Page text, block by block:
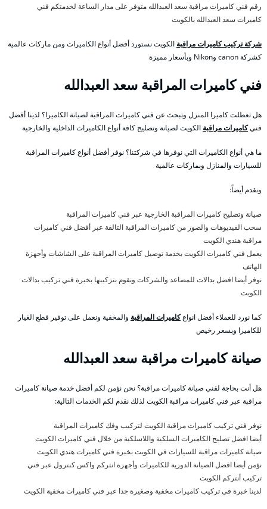
رقم فني كاميرات مراقبة سعد العبدالله متوفر على مدار الساعة لخدمتكم فني
كاميرات سعد العبدالله بالكويت
شركة تركيب كاميرات مراقبة الكويت نستورد أفضل أنواع الكاميرات ومن ماركات عالمية
كشركة canon وNikon وبأسعار مميزة
فني كاميرات المراقبة سعد العبدالله
هل تعطلت كاميرا المنزل وتبحث عن فني كاميرات المراقبة لصيانة الكاميرا؟ لدينا أفضل
فنيكاميرات مراقبة الكويت لصيانة وتصليح كافة أنواع الكاميرات الداخلية والخارجية
ما هي أنواع الكاميرات التي نوفرها في شركتنا؟ نوفر أفضل أنواع كاميرات المراقبة
للسيارات والمنازل وبماركات عالمية
ونقدم أيضاً:
صيانة وتصليح كاميرات المراقبة الخارجية عبر فني كاميرات المراقبة
سحب الفيديوهات والصور من كاميرات المراقبة التالفة عبر أفضل فني كاميرات
مراقبة هندي الكويت
يعمل فني كاميرات الكويت بخدمة توصيل كاميرات المراقبة على الشاشات وأجهزة
الهاتف
نوفر أيضا افضل بدالات للمصاعد والشركات ونقوم بتركيبها بخبرة فني تركيب بدالات
الكويت
كما نورد للعملاء أفضل انواعكاميرات المراقبة والمخفية ونعمل على توفير قطع الغيار
للكاميرا وبسعر رخيص
صيانة كاميرات مراقبة سعد العبدالله
هل أنت بحاجة لفني صيانة كاميرات مراقبة؟ نحن نؤمن لكم أفضل خدمة صيانة كاميرات
مراقبة عبر فني كاميرات مراقبة الكويت لذلك نقدم لكم الخدمات التالية:
نوفر فني تركيب كاميرات مراقبة الكويت لتركيب وفك كاميرات المراقبة
أيضا افضل تصليح الكاميرات السلكية واللاسلكية من خلال فني كاميرات الكويت
صيانة كاميرات مراقبة للسيارات في الكويت بخبرة فني كاميرات هندي الكويت
نؤمن أيضا افضل الصيانة الدورية للكاميرات وأجهزة انتركم واكس كنترول عبر فني
تركيب أنتركم الكويت
لدينا خبرة في تركيب كاميرات مخفية وصغيرة جدا عبر فني كاميرات مخفية الكويت